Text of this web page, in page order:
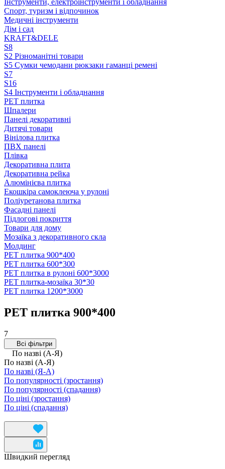
Інструменти, електроінструменти і обладнання
Спорт, туризм і відпочинок
Медичні інструменти
Дім і сад
KRAFT&DELE
S8
S2 Різноманітні товари
S5 Сумки чемодани рюкзаки гаманці ремені
S7
S16
S4 Інструменти і обладнання
PЕT плитка
Шпалери
Панелі декоративні
Дитячі товари
Вінілова плитка
ПВХ панелі
Плівка
Декоративна плита
Декоративна рейка
Алюмінієва плитка
Екошкіра самоклеюча у рулоні
Поліуретанова плитка
Фасадні панелі
Підлогові покриття
Товари для дому
Мозаїка з декоративного скла
Молдинг
PET плитка 900*400
PET плитка 600*300
PET плитка в рулоні 600*3000
PET плитка-мозаїка 30*30
PЕT плитка 1200*3000
PET плитка 900*400
7
Всі фільтри
По назві (А-Я)
По назві (А-Я)
По назві (Я-А)
По популярності (зростання)
По популярності (спадання)
По ціні (зростання)
По ціні (спадання)
Швидкий перегляд